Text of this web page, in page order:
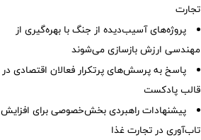
تجارت
پروژه‌های آسیب‌دیده از جنگ با بهره‌گیری از
مهندسی ارزش بازسازی می‌شوند
پاسخ به پرسش‌های پرتکرار فعالان اقتصادی در
قالب پادکست
پیشنهادات راهبردی بخش‌خصوصی برای افزایش
تاب‌آوری در تجارت غذا